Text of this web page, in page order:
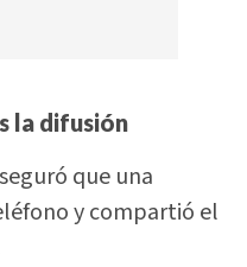
la difusión
que una
y compartió el